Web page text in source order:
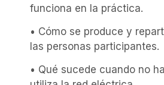
funciona en la práctica.
• Cómo se produce y
las personas participantes.
• Qué sucede cuando no